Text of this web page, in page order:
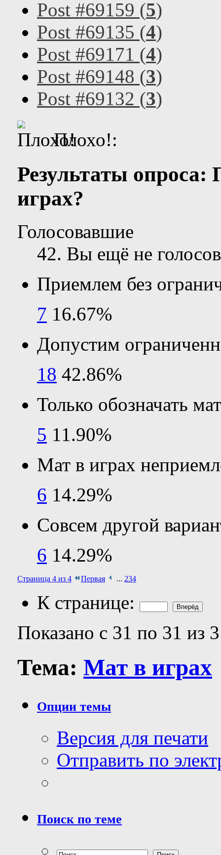
Post #69159 (5)
Post #69135 (4)
Post #69171 (4)
Post #69148 (3)
Post #69132 (3)
Плохо!:
Результаты опроса:
играх?
Голосовавшие
42. Вы ещё не
Приемлем без
7 16.67%
Допустим
18 42.86%
Только обозначать
5 11.90%
Мат в играх
6 14.29%
Совсем другой
6 14.29%
Страница 4 из 4 Первая ... 234
К странице:
Показано с 31 по 31 из
Тема: Мат в играх
Опции темы
Версия для печати
Отправить по
Поиск по теме